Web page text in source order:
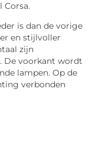
Corsa.
is dan de vorige
en stijlvoller
zijn
De voorkant wordt
lampen. Op de
verbonden